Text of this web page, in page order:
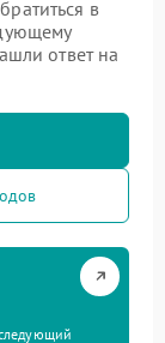
в
ответ на